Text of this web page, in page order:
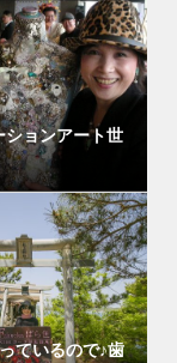
ションアート世
ているので♪歯